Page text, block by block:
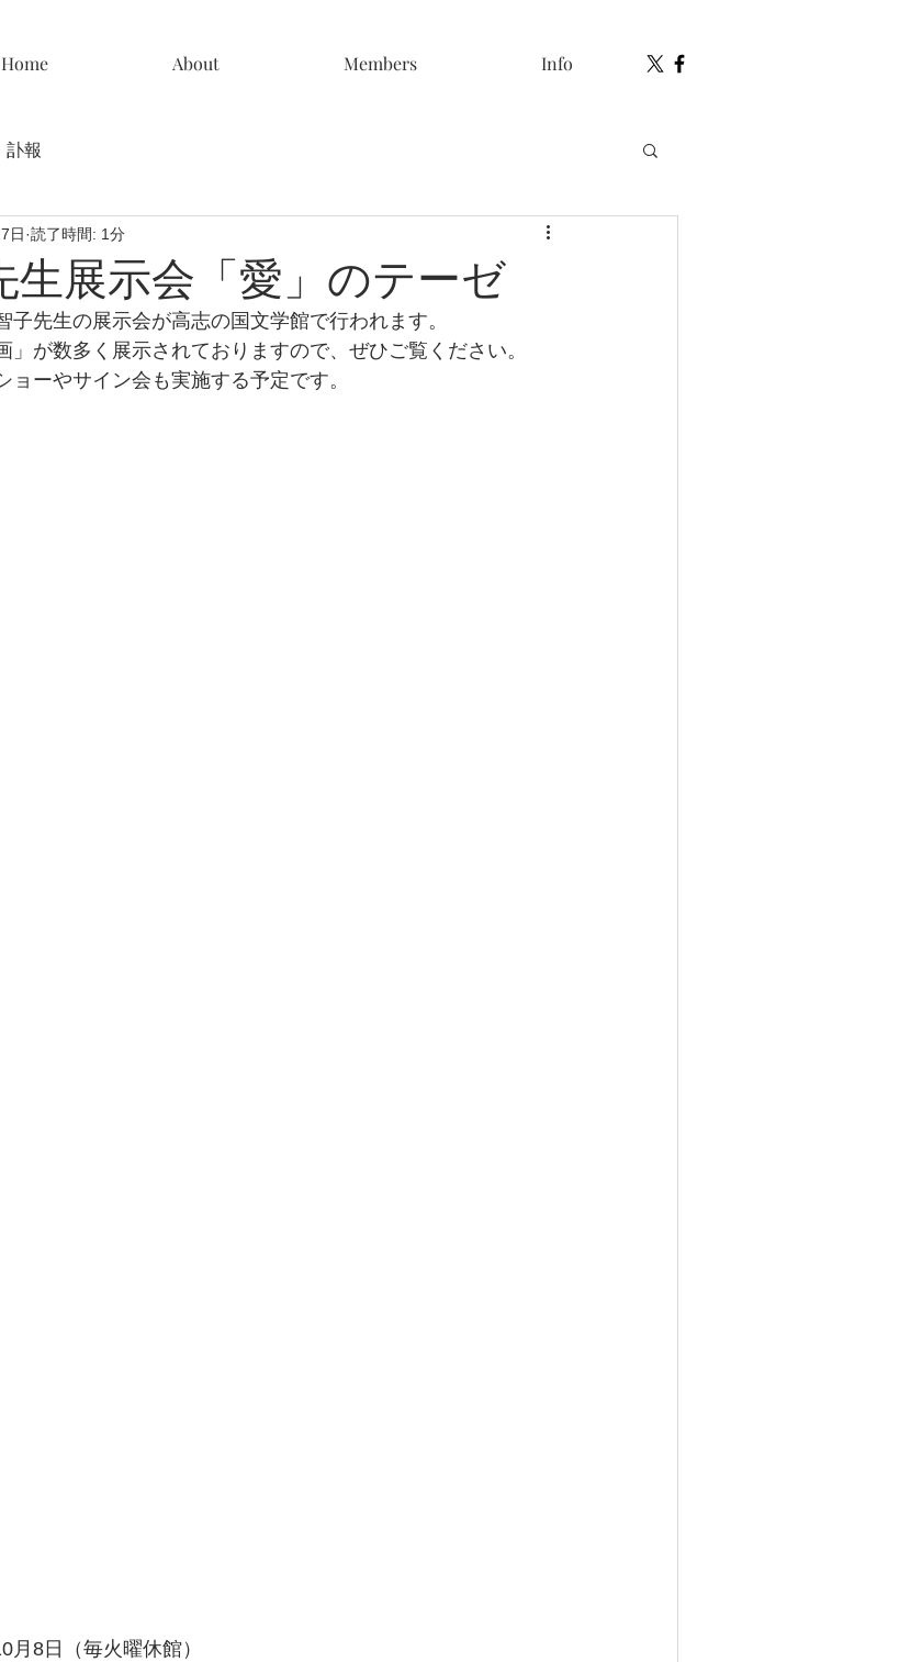
Home About Members Info
訃報
生展示会「愛」のテーゼ
日 読了時間: 1分
子先生の展示会が高志の国文学館で行われます。
が数多く展示されておりますので、ぜひご覧ください。
ョーやサイン会も実施する予定です。
8日（毎火曜休館）